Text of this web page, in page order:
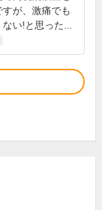
が、激痛でも
い!と思った...